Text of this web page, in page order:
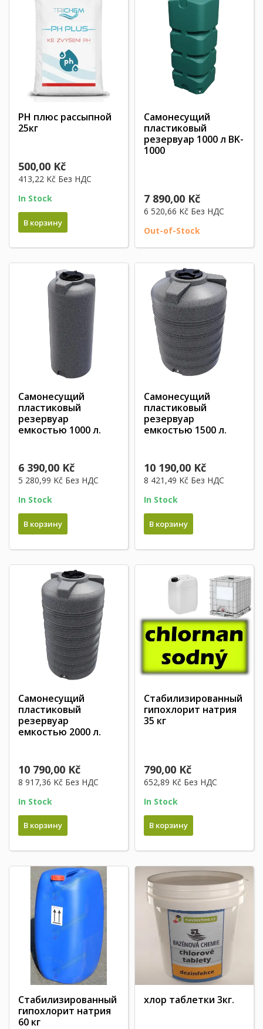
PH плюс рассыпной
25кг
500,00 Kč
413,22 Kč Без НДС
In Stock
В корзину
Самонесущий
пластиковый
резервуар 1000 л BK-
1000
7 890,00 Kč
6 520,66 Kč Без НДС
Out-of-Stock
Самонесущий
пластиковый
резервуар
емкостью 1000 л.
6 390,00 Kč
5 280,99 Kč Без НДС
In Stock
В корзину
Самонесущий
пластиковый
резервуар
емкостью 1500 л.
10 190,00 Kč
8 421,49 Kč Без НДС
In Stock
В корзину
Самонесущий
пластиковый
резервуар
емкостью 2000 л.
10 790,00 Kč
8 917,36 Kč Без НДС
In Stock
В корзину
Стабилизированный
гипохлорит натрия
35 кг
790,00 Kč
652,89 Kč Без НДС
In Stock
В корзину
Стабилизированный
гипохлорит натрия
60 кг
хлор таблетки 3кг.